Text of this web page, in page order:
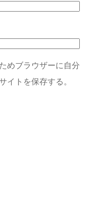
めブラウザーに自分
イトを保存する。